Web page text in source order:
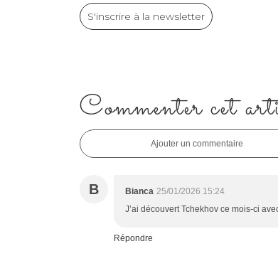
S'inscrire à la newsletter
Commenter cet
Ajouter un commentaire
B Bianca 25/01/2026 15:24
J’ai découvert Tchekhov ce mois-ci
Répondre